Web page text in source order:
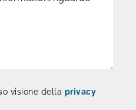
visione della privacy